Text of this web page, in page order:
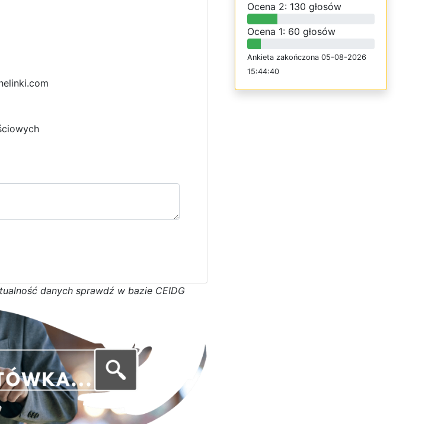
ualność danych sprawdź w bazie CEIDG
Ocena 2: 130 głosów
Ocena 1: 60 głosów
Ankieta zakończona 05-08-2026
15:44:40